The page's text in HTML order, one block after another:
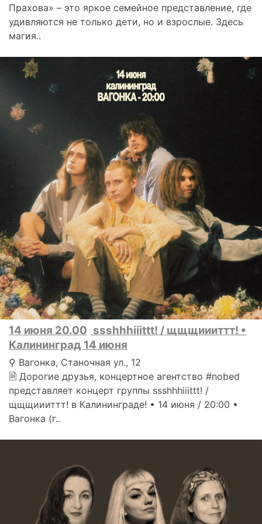
Прахова» – это яркое семейное представление, где
удивляются не только дети, но и взрослые. Здесь
магия..
14 июня 20.00 ssshhhiiittt! / щщщиииттт! •
Калининград 14 июня
⚲ Вагонка, Станочная ул., 12
🗎 Дорогие друзья, концертное агентство #nobed
представляет концерт группы ssshhhiiittt! /
щщщиииттт! в Калининграде! • 14 июня / 20:00 •
Вагонка (г..